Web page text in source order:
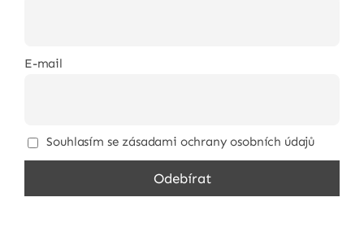
E-mail
Souhlasím se zásadami ochrany osobních údajů